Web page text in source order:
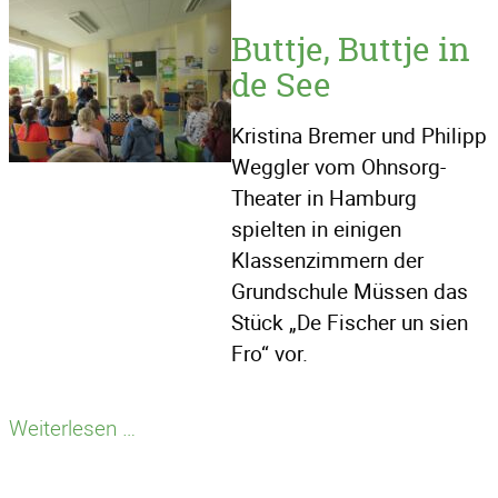
Buttje, Buttje in
de See
Kristina Bremer und Philipp
Weggler vom Ohnsorg-
Theater in Hamburg
spielten in einigen
Klassenzimmern der
Grundschule Müssen das
Stück „De Fischer un sien
Fro“ vor.
Weiterlesen …